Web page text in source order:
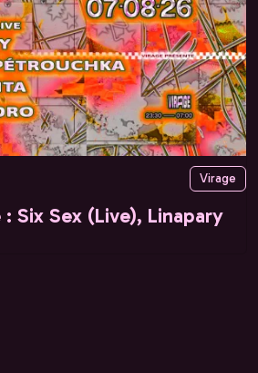
Virage
Six Sex (Live), Linapary